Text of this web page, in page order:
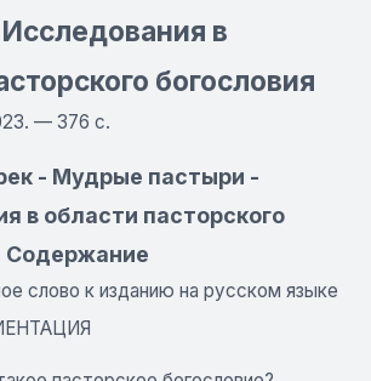
в
богословия
— 376 с.
- Мудрые пастыри -
в области пасторского
Содержание
слово к изданию на русском языке